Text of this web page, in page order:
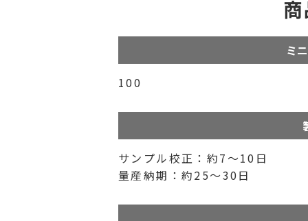
ミ
100
サンプル校正：約7～10日
量産納期：約25～30日